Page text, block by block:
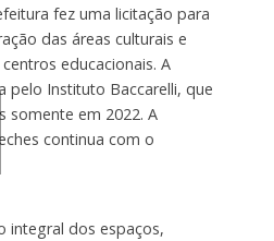
fez uma licitação para
das áreas culturais e
educacionais. A
pelo Instituto Baccarelli, que
somente em 2022. A
continua com o
integral dos espaços,